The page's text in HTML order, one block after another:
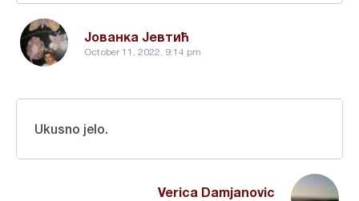
Јованка Јевтић
October 11, 2022, 9:14 pm
Verica Damjanovic
Ukusno jelo.